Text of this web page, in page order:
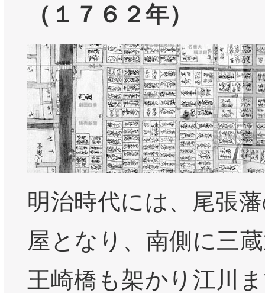
（１７６２年）
明治時代には、尾張
屋となり、南側に三
王崎橋も架かり江川